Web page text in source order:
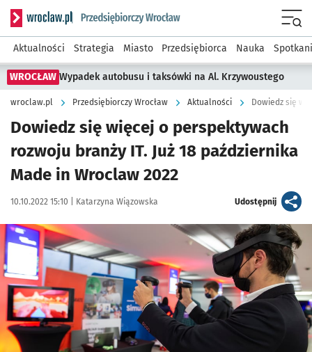
Serwis informacyjny wroclaw.pl podserwis: Strategia
Aktualności Strategia Miasto Przedsiębiorca Nauka
WROCŁAW Wypadek autobusu i taksówki na Al. Krzywoustego
wroclaw.pl Przedsiębiorczy Wrocław Aktualności
Dowiedz się więcej o perspektywach
rozwoju branży IT. Już 18 października
Made in Wroclaw 2022
Data publikacji:
10.10.2022 15:10 | Autor:
Katarzyna Wiązowska Udostępnijartykuł
Kliknij, aby powiększyć